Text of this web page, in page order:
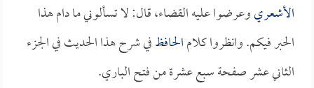
الأشعريوعرضوا عليه القضاء، قال: لا تسألوني ما دام هذا
الحبر فيكم. وانظروا كلامالحافظفي شرح هذا الحديث في الجزء
الثاني عشر صفحة سبع عشرة من فتح الباري.